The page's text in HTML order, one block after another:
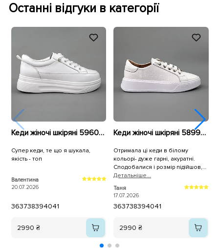
Останні відгуки в категорії
Кеди жіночі шкіряні 596010 Білі
Супер кеди, те що я шукала,
якість - топ
Валентина
20.07.2026
363738394041
2990 ₴
Кеди жіночі шкіряні 589967 Білі
Отримала ці кеди в білому
кольорі- дуже гарні, акуратні.
Сподобалися і розмір підійшов,
брала трішки більші. Дякую, як
завжди за оперативну доставку!
Детальнiше...
Таня
17.07.2026
363738394041
2990 ₴